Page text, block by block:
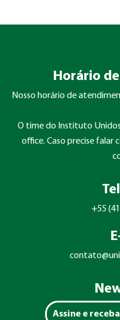
Horário
Nosso horário de
O time do Instituto
office. Caso precise falar
+55
Assine e